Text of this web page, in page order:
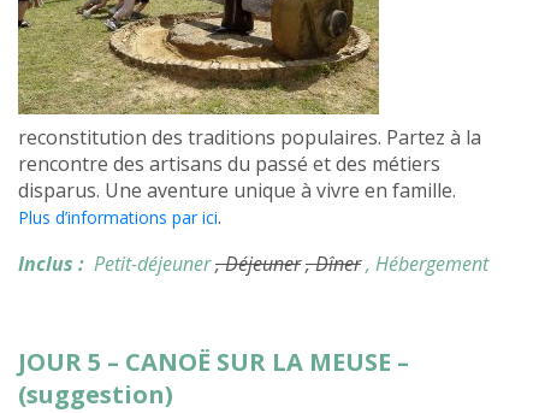
reconstitution des traditions populaires. Partez à la
rencontre des artisans du passé et des métiers
disparus. Une aventure unique à vivre en famille.
Plus d’informations par ici.
Inclus : Petit-déjeuner, Déjeuner, Dîner, Hébergement
JOUR 5 – CANOË SUR LA MEUSE –
(suggestion)